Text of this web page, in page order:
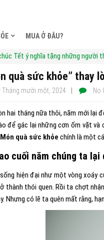
MUA Ở ĐÂU?
Tết ý nghĩa tặng những người
quà sức khỏe” thay
Tháng mười một, 2024 No
hai tháng nữa thôi, năm mới lại
để gác lại những cơn ốm vặt
Món quà sức khỏe chính là một
cuối năm chúng ta lại
hiện đại như một vòng xoáy
thành thói quen. Rồi ta chợt
Nhưng có lẽ ta quên mất rằng,